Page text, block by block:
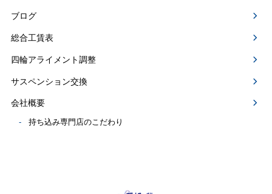
ブログ
総合工賃表
四輪アライメント調整
サスペンション交換
会社概要
持ち込み専門店のこだわり